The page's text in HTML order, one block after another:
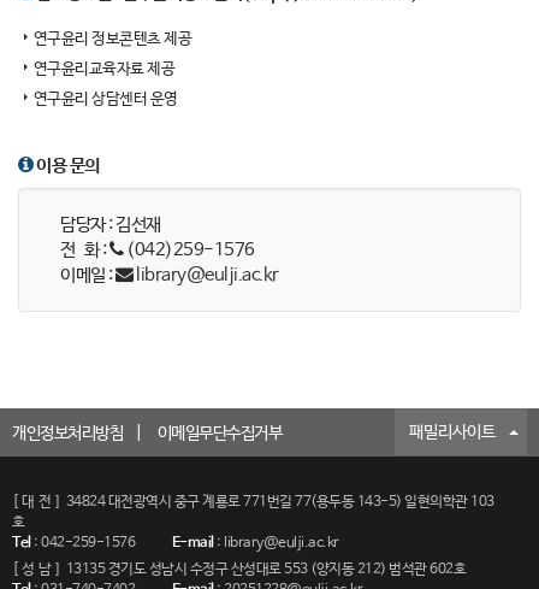
연구윤리 정보콘텐츠 제공
연구윤리교육자료 제공
연구윤리 상담센터 운영
이용 문의
담당자 : 김선재
전 화 :
(042)259-1576
이메일 :
library@eulji.ac.kr
개인정보처리방침 이메일무단수집거부 패밀리사이트
[대전]
34824 대전광역시 중구 계룡로 771번길 77(용두동 143-5) 일현의학관 103
호
Tel: 042-259-1576 E-mail: library@eulji.ac.kr
[성남]
13135 경기도 성남시 수정구 산성대로 553 (양지동 212) 범석관 602호